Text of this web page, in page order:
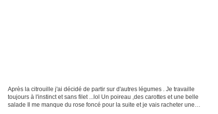
Après la citrouille j'ai décidé de partir sur d'autres légumes . Je travaille
toujours à l'instinct et sans filet ...lol Un poireau ,des carottes et une belle
salade Il me manque du rose foncé pour la suite et je vais racheter une